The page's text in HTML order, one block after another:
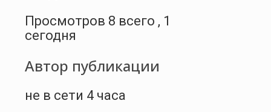
Просмотров 8 всего , 1
сегодня
Автор публикации
не в сети 4 часа